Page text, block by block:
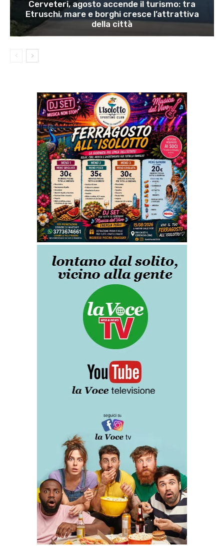
Cerveteri, agosto accende il turismo: tra
Etruschi, mare e borghi cresce l’attrattiva
della città